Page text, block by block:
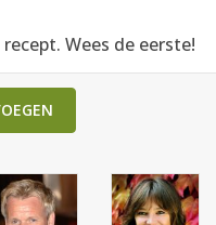
Wees de eerste!